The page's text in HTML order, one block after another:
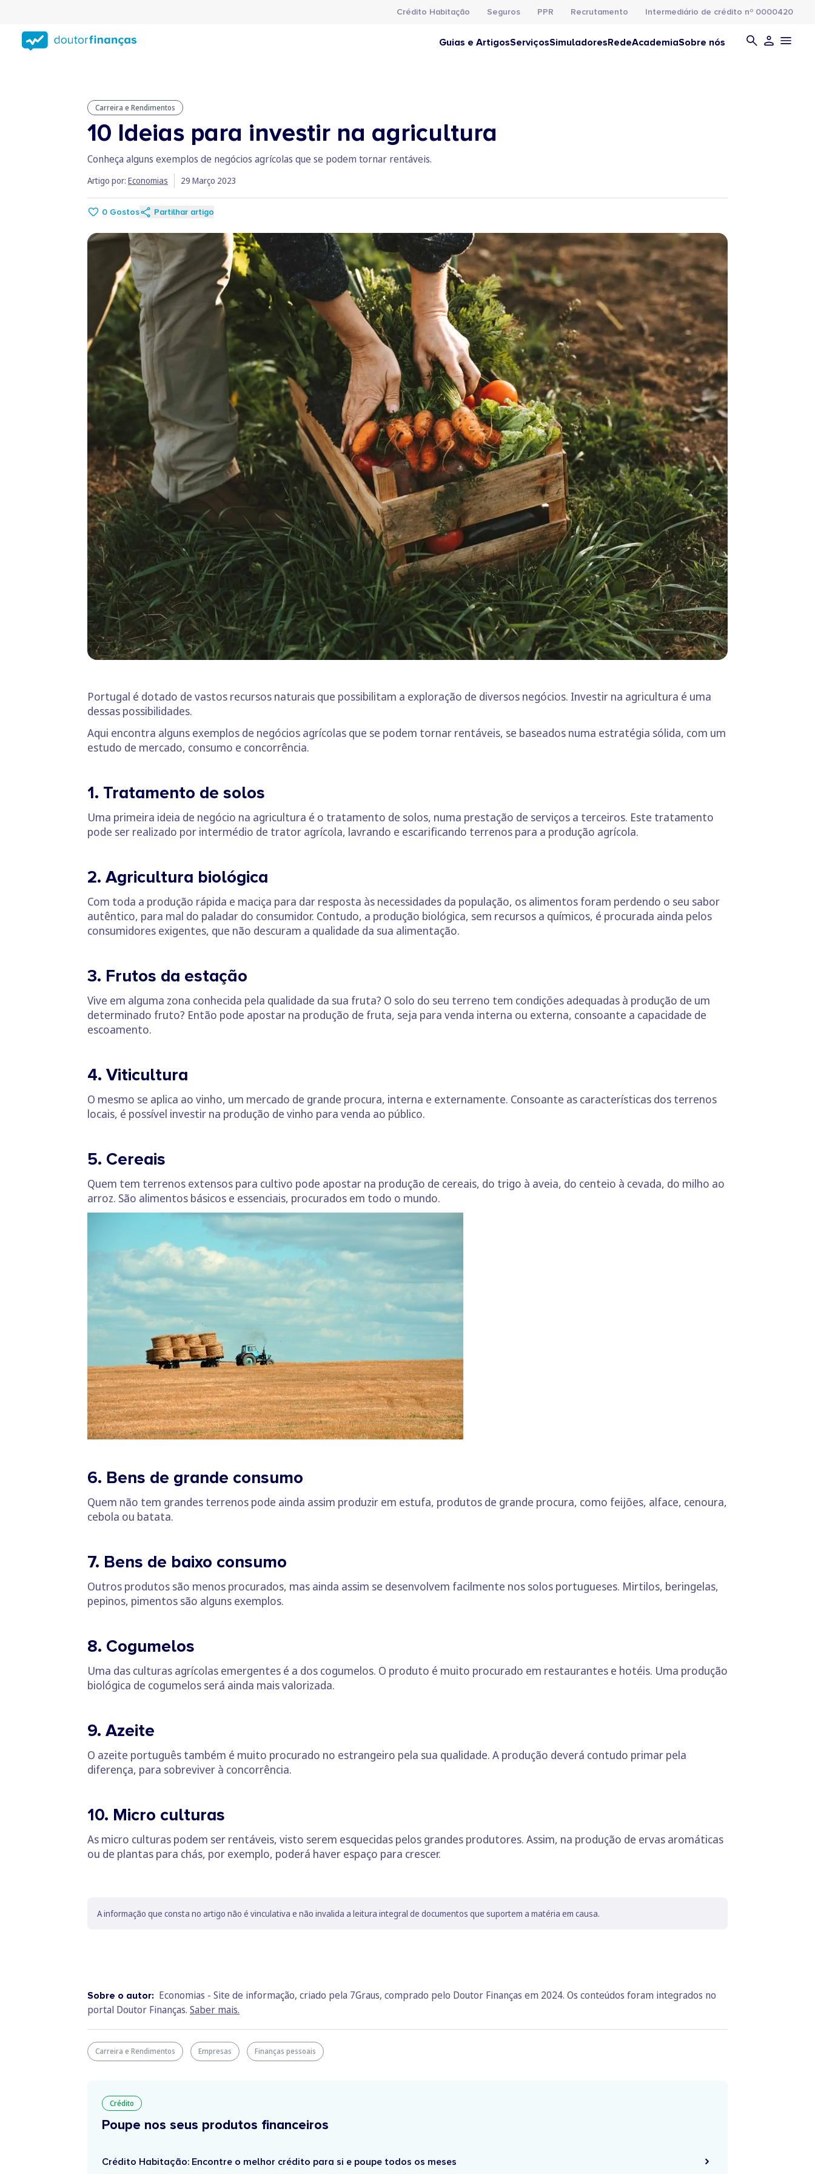
conteúdo
principal
Crédito Habitação Seguros PPR Recrutamento Intermediário de crédito nº 0000420
Guias e ArtigosServiçosSimuladoresRedeAcademiaSobre nós
Carreira e Rendimentos
10 Ideias para investir na agricultura
Conheça alguns exemplos de negócios agrícolas que se podem tornar rentáveis.
Artigo por: Economias 29 Março 2023
0 Gostos Partilhar artigo
Portugal é dotado de vastos recursos naturais que possibilitam a exploração de diversos negócios. Investir na agricultura é uma
dessas possibilidades.
Aqui encontra alguns exemplos de negócios agrícolas que se podem tornar rentáveis, se baseados numa estratégia sólida, com um
estudo de mercado, consumo e concorrência.
1. Tratamento de solos
Uma primeira ideia de negócio na agricultura é o tratamento de solos, numa prestação de serviços a terceiros. Este tratamento
pode ser realizado por intermédio de trator agrícola, lavrando e escarificando terrenos para a produção agrícola.
2. Agricultura biológica
Com toda a produção rápida e maciça para dar resposta às necessidades da população, os alimentos foram perdendo o seu sabor
autêntico, para mal do paladar do consumidor. Contudo, a produção biológica, sem recursos a químicos, é procurada ainda pelos
consumidores exigentes, que não descuram a qualidade da sua alimentação.
3. Frutos da estação
Vive em alguma zona conhecida pela qualidade da sua fruta? O solo do seu terreno tem condições adequadas à produção de um
determinado fruto? Então pode apostar na produção de fruta, seja para venda interna ou externa, consoante a capacidade de
escoamento.
4. Viticultura
O mesmo se aplica ao vinho, um mercado de grande procura, interna e externamente. Consoante as características dos terrenos
locais, é possível investir na produção de vinho para venda ao público.
5. Cereais
Quem tem terrenos extensos para cultivo pode apostar na produção de cereais, do trigo à aveia, do centeio à cevada, do milho ao
arroz. São alimentos básicos e essenciais, procurados em todo o mundo.
6. Bens de grande consumo
Quem não tem grandes terrenos pode ainda assim produzir em estufa, produtos de grande procura, como feijões, alface, cenoura,
cebola ou batata.
7. Bens de baixo consumo
Outros produtos são menos procurados, mas ainda assim se desenvolvem facilmente nos solos portugueses. Mirtilos, beringelas,
pepinos, pimentos são alguns exemplos.
8. Cogumelos
Uma das culturas agrícolas emergentes é a dos cogumelos. O produto é muito procurado em restaurantes e hotéis. Uma produção
biológica de cogumelos será ainda mais valorizada.
9. Azeite
O azeite português também é muito procurado no estrangeiro pela sua qualidade. A produção deverá contudo primar pela
diferença, para sobreviver à concorrência.
10. Micro culturas
As micro culturas podem ser rentáveis, visto serem esquecidas pelos grandes produtores. Assim, na produção de ervas aromáticas
ou de plantas para chás, por exemplo, poderá haver espaço para crescer.
A informação que consta no artigo não é vinculativa e não invalida a leitura integral de documentos que suportem a matéria em causa.
Sobre o autor: Economias - Site de informação, criado pela 7Graus, comprado pelo Doutor Finanças em 2024. Os conteúdos foram integrados no
portal Doutor Finanças. Saber mais.
Carreira e Rendimentos Empresas Finanças pessoais
Crédito
Poupe nos seus produtos financeiros
Crédito Habitação: Encontre o melhor crédito para si e poupe todos os meses